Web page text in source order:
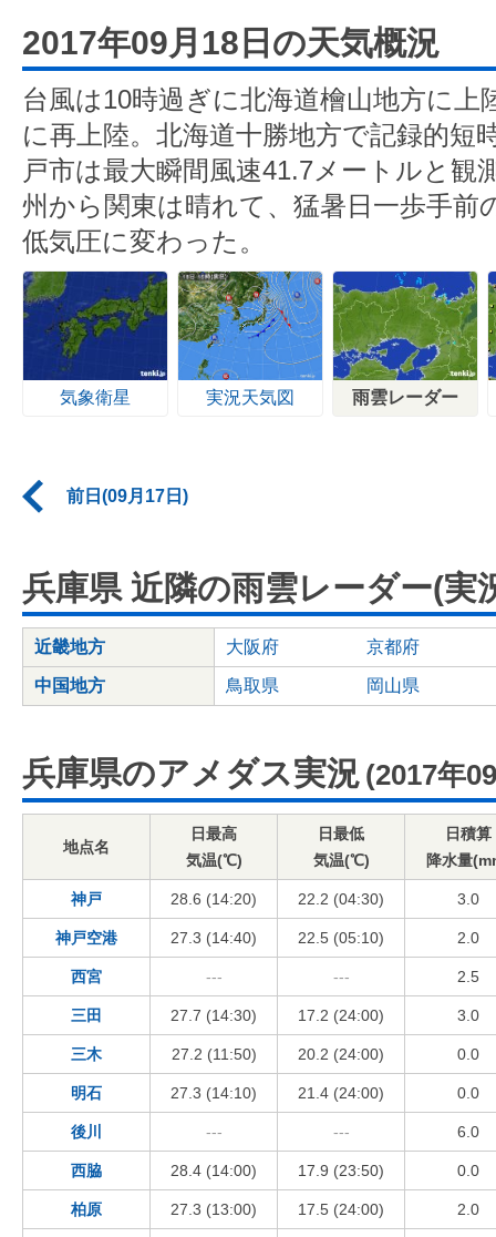
2017年09月18日の天気概況
台風は10時過ぎに北海道檜山地方に上
に再上陸。北海道十勝地方で記録的短
戸市は最大瞬間風速41.7メートルと観
州から関東は晴れて、猛暑日一歩手前
低気圧に変わった。
気象衛星 実況天気図 雨雲レーダー
前日(09月17日)
兵庫県 近隣の雨雲レーダー(実
近畿地方 大阪府 京都府
中国地方 鳥取県 岡山県
兵庫県のアメダス実況 (2017年
地点名
日最高
気温(℃)
日最低
気温(℃)
日積算
降水量
神戸 28.6 (14:20) 22.2 (04:30) 3.0
神戸空港 27.3 (14:40) 22.5 (05:10) 2.0
西宮 --- --- 2.5
三田 27.7 (14:30) 17.2 (24:00) 3.0
三木 27.2 (11:50) 20.2 (24:00) 0.0
明石 27.3 (14:10) 21.4 (24:00) 0.0
後川 --- --- 6.0
西脇 28.4 (14:00) 17.9 (23:50) 0.0
柏原 27.3 (13:00) 17.5 (24:00) 2.0